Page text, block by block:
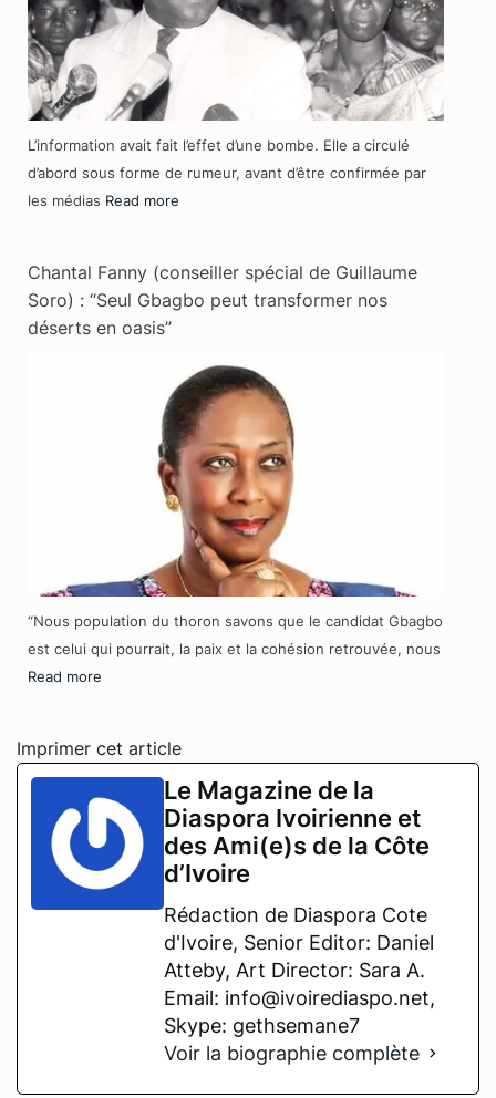
L’information avait fait l’effet d’une bombe. Elle a circulé
d’abord sous forme de rumeur, avant d’être confirmée par
les médias Read more
Chantal Fanny (conseiller spécial de Guillaume
Soro) : “Seul Gbagbo peut transformer nos
déserts en oasis”
“Nous population du thoron savons que le candidat Gbagbo
est celui qui pourrait, la paix et la cohésion retrouvée, nous
Read more
Imprimer cet article
Le Magazine de la
Diaspora Ivoirienne et
des Ami(e)s de la Côte
d’Ivoire
Rédaction de Diaspora Cote
d'Ivoire, Senior Editor: Daniel
Atteby, Art Director: Sara A.
Email: info@ivoirediaspo.net,
Skype: gethsemane7
Voir la biographie complète